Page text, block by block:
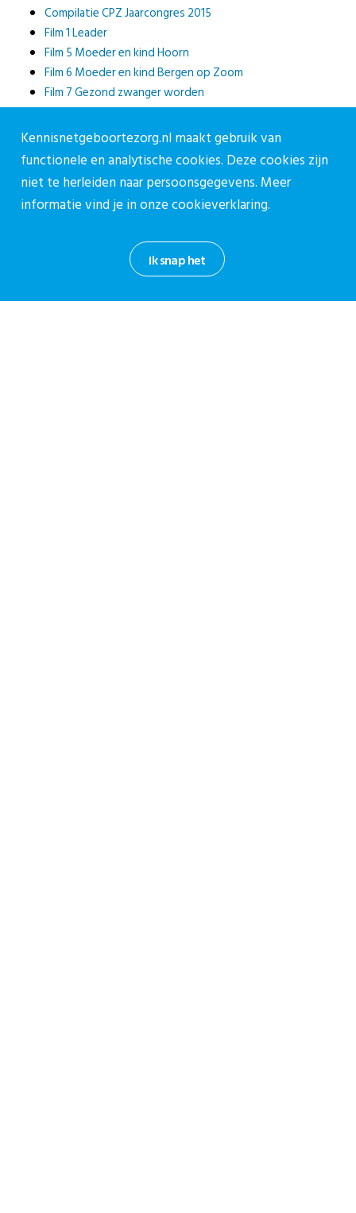
Compilatie CPZ Jaarcongres 2015
Film 1 Leader
Film 5 Moeder en kind Hoorn
Film 6 Moeder en kind Bergen op Zoom
Film 7 Gezond zwanger worden
Film 8 Zwangere informeren
Film 9 Samen verantwoordelijk Bergen op Zoom
Film 10 Samen verantwoordelijk Hoorn
Film 11 Achterstandsituaties
Film 12 Bevallende vrouw niet alleen
Film 13 Tips voor congresgangers
Foto’s CPZ Jaarcongres 2015
Link naar fotocompilatie CPZ Jaarcongres 2015
Ik snap het
Kennisnetgeboortezorg.nl maakt gebruik van
functionele en analytische cookies. Deze cookies zijn
niet te herleiden naar persoonsgegevens. Meer
informatie vind je in onzecookieverklaring.